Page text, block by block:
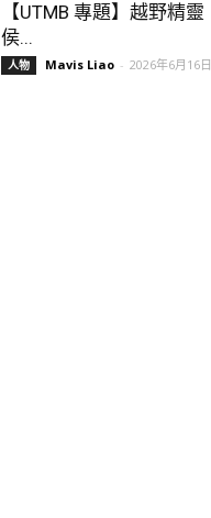
【UTMB 專題】越野精靈
侯...
人物 Mavis Liao - 2026年6月16日